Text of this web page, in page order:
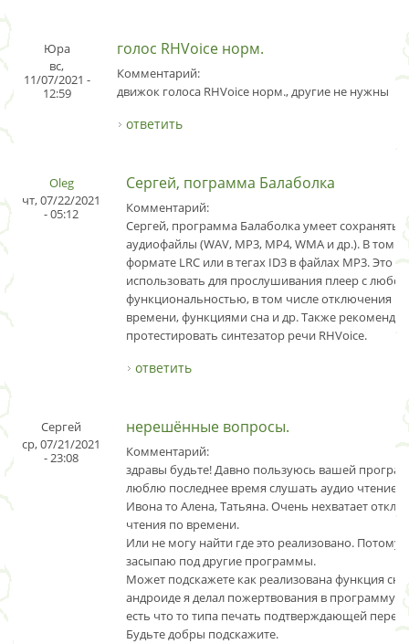
Юра
вс,
11/07/2021 -
12:59
голос RHVoice норм.
Комментарий:
движок голоса RHVoice норм., другие не нужны
ответить
Oleg
чт, 07/22/2021
- 05:12
Сергей, пограмма Балаболка
Комментарий:
Сергей, программа Балаболка умеет сохранять
аудиофайлы (WAV, MP3, MP4, WMA и др.). В том
формате LRC или в тегах ID3 в файлах MP3. Это
использовать для прослушивания плеер с любой
функциональностью, в том числе отключения
времени, функциями сна и др. Также
протестировать синтезатор речи RHVoice.
ответить
Сергей
ср, 07/21/2021
- 23:08
нерешённые вопросы.
Комментарий:
здравы будьте! Давно пользуюсь вашей
люблю последнее время слушать аудио чтение.
Ивона то Алена, Татьяна. Очень нехватает
чтения по времени.
Или не могу найти где это реализовано. Потому
засыпаю под другие программы.
Может подскажете как реализована функция
андроиде я делал пожертвования в программу.
есть что то типа печать подтверждающей
Будьте добры подскажите.